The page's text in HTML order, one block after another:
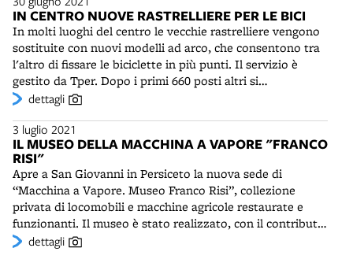
capolavori dell'arte - Paolo Uccello, Dürer, Giambologna -
spicca l'interpretazione del San Giorgio e il drago di
Cosmè Tura, custodito nella vicina cattedrale. Prevista in
un primo tempo fino a settembre 2021, la mostra sarà
prorogata fino a giugno 2022.
Salaborsa e il cinema Lumière. Il premio è assegnato “per
la capacità non solo di trasporre nel linguaggio del
fumetto un classico della letteratura drammaturgica ma
anche, e soprattutto, per averlo fatto con un'originalità
che si fa intensamente interprete delle sensibilità e dei
turbamenti dell'adolescenza contemporanea”. Accanto a
Rossi, sono stati premiati altri autori che operano in città:
Marco Bellei, che ha realizzato libri d'artista per bambini,
l'argentino Fabian Negrin, illustratore per l'editore
Orecchio Acerbo e l'artista russa Victoria Semykina, che
assieme a Luca Tortolini ha ottenuto il premio per il
miglior album illustrato. Il Premio speciale della giuria è
andato a Massimo Missiroli e a Paolo Rambelli, docente
dell'Alma Mater, per un pop up dedicato all'Inferno
dantesco nel centenario della morte del grande poeta.
IN CENTRO NUOVE RASTRELLIERE PER LE BICI
In molti luoghi del centro le vecchie rastrelliere vengono
sostituite con nuovi modelli ad arco, che consentono tra
l'altro di fissare le biciclette in più punti. Il servizio è
gestito da Tper. Dopo i primi 660 posti altri si
aggiungeranno nei mesi seguenti, fino a coprire tutta la
potenziare i punti sosta nei parchi e davanti alle scuole.
dettagli
3 luglio 2021
IL MUSEO DELLA MACCHINA A VAPORE "FRANCO
RISI"
Apre a San Giovanni in Persiceto la nuova sede di
“Macchina a Vapore. Museo Franco Risi”, collezione
privata di locomobili e macchine agricole restaurate e
funzionanti. Il museo è stato realizzato, con il contributo
del Comune, dalla famiglia di Franco Risi (1935-2020),
dettagli